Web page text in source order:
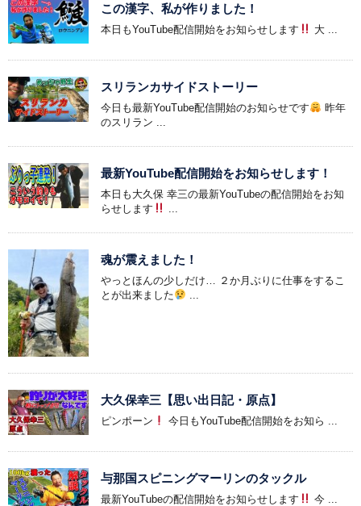
この漢字、私が作りました！
本日もYouTube配信開始をお知らせします 大 ...
スリランカサイドストーリー
今日も最新YouTube配信開始のお知らせです
昨年
のスリラン ...
最新YouTube配信開始をお知らせします！
本日も大久保 幸三の最新YouTubeの配信開始をお知
らせします
魂が震えました！
やっとほんの少しだけ… ２か月ぶりに仕事をするこ
とが出来ました
大久保幸三【思い出日記・原点】
ピンポーン 今日もYouTube配信開始をお知ら ...
与那国スピニングマーリンのタックル
最新YouTubeの配信開始をお知らせします 今 ...